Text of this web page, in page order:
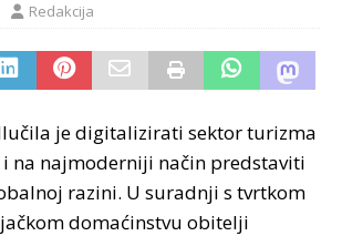
Redakcija
je digitalizirati sektor turizma
na najmoderniji način predstaviti
razini. U suradnji s tvrtkom
domaćinstvu obitelji